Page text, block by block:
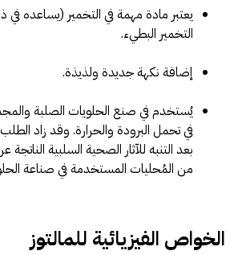
يعتبر مادة مهمة في التخمير (يساعده في
التخمير البطيء.
إضافة نكهة جديدة ولذيذة.
يُستخدم في صنع الحلويات الصلبة
في تحمل البرودة والحرارة. وقد زاد
بعد التنبه للآثار الصحية السلبية
من المُحليات المستخدمة في صناعة
الخواص الفيزيائية للمالتوز